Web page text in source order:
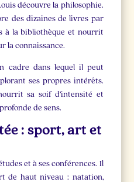
découvre la philosophie.
des dizaines de livres par
à la bibliothèque et nourrit
la connaissance.
cadre dans lequel il peut
ses propres intérêts.
sa soif d’intensité et
de sens.
: sport, art et
et à ses conférences. Il
de haut niveau : natation,